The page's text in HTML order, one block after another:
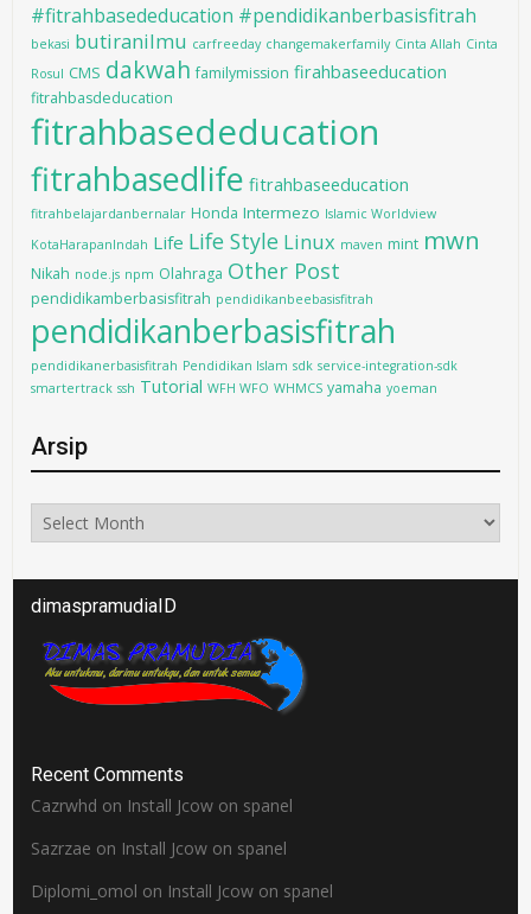
#fitrahbasededucation #pendidikanberbasisfitrah
bekasi butiranilmu carfreeday changemakerfamily Cinta Allah Cinta
Rosul CMS dakwah familymission firahbaseeducation
fitrahbasdeducation
fitrahbasededucation
fitrahbasedlife fitrahbaseeducation
fitrahbelajardanbernalar Honda Intermezo Islamic Worldview
KotaHarapanIndah Life Life Style Linux maven mint mwn
Nikah node.js npm Olahraga Other Post
pendidikamberbasisfitrah pendidikanbeebasisfitrah
pendidikanberbasisfitrah
pendidikanerbasisfitrah Pendidikan Islam sdk service-integration-sdk
smartertrack ssh Tutorial WFH WFO WHMCS yamaha yoeman
Arsip
Arsip
dimaspramudiaID
Recent Comments
Cazrwhd on Install Jcow on spanel
Sazrzae on Install Jcow on spanel
Diplomi_omol on Install Jcow on spanel